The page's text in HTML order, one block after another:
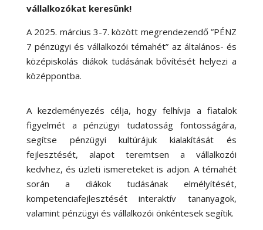
vállalkozókat keresünk!
A 2025. március 3-7. között megrendezendő ”PÉNZ
7 pénzügyi és vállalkozói témahét” az általános- és
középiskolás diákok tudásának bővítését helyezi a
középpontba.
A kezdeményezés célja, hogy felhívja a fiatalok
figyelmét a pénzügyi tudatosság fontosságára,
segítse pénzügyi kultúrájuk kialakítását és
fejlesztését, alapot teremtsen a vállalkozói
kedvhez, és üzleti ismereteket is adjon. A témahét
során a diákok tudásának elmélyítését,
kompetenciafejlesztését interaktív tananyagok,
valamint pénzügyi és vállalkozói önkéntesek segítik.